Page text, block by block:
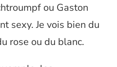
ou Gaston
sexy. Je vois bien du
rose ou du blanc.